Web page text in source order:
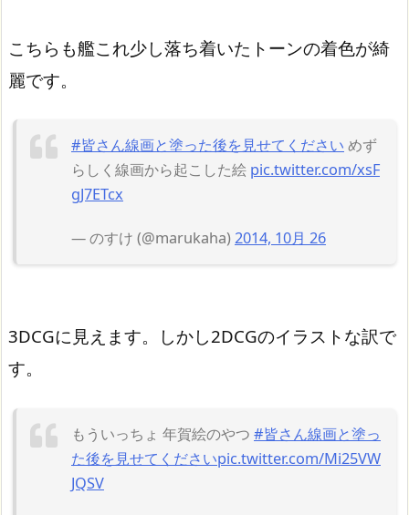
こちらも艦これ少し落ち着いたトーンの着色が綺
麗です。
#皆さん線画と塗った後を見せてください めず
らしく線画から起こした絵 pic.twitter.com/xsF
gJ7ETcx
— のすけ (@marukaha)2014, 10月 26
3DCGに見えます。しかし2DCGのイラストな訳で
す。
もういっちょ 年賀絵のやつ #皆さん線画と塗っ
た後を見せてくださいpic.twitter.com/Mi25VW
JQSV